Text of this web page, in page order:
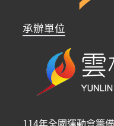
承辦單位
114年全國運動會籌